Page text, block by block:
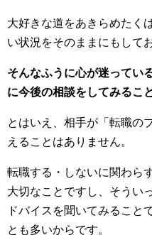
大好きな道をあきらめたく
い状況をそのままにもして
そんなふうに心が迷ってい
に今後の相談をしてみるこ
とはいえ、相手が「転職の
えることはありません。
転職する・しないに関わら
大切なことですし、そうい
ドバイスを聞いてみること
とも多いからです。